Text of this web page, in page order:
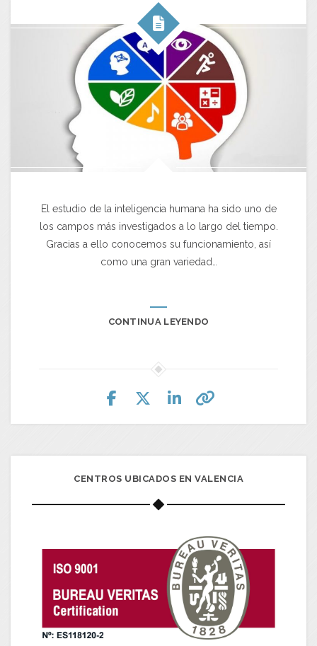
El estudio de la inteligencia humana ha sido uno de
los campos más investigados a lo largo del tiempo.
Gracias a ello conocemos su funcionamiento, así
como una gran variedad…
CONTINUA LEYENDO
CENTROS UBICADOS EN VALENCIA